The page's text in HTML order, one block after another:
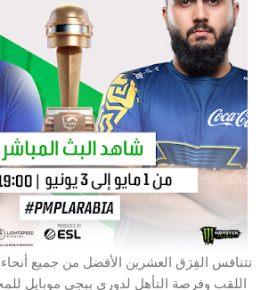
تتنافس الفِرَق العشرين الأفضل من جميع